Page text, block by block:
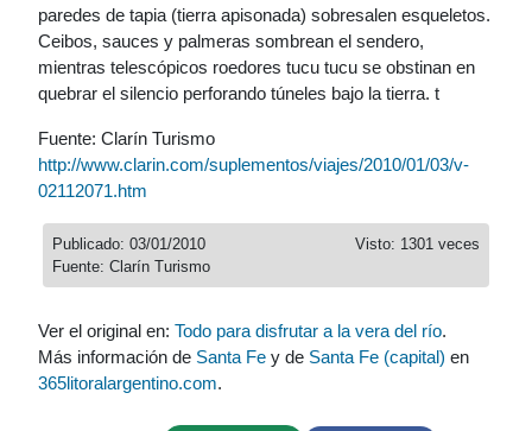
paredes de tapia (tierra apisonada) sobresalen esqueletos.
Ceibos, sauces y palmeras sombrean el sendero,
mientras telescópicos roedores tucu tucu se obstinan en
quebrar el silencio perforando túneles bajo la tierra. t
Fuente: Clarín Turismo
http://www.clarin.com/suplementos/viajes/2010/01/03/v-
02112071.htm
Visto: 1301 veces
Publicado: 03/01/2010
Fuente: Clarín Turismo
Ver el original en: Todo para disfrutar a la vera del río.
Más información de Santa Fe y de Santa Fe (capital) en
365litoralargentino.com.